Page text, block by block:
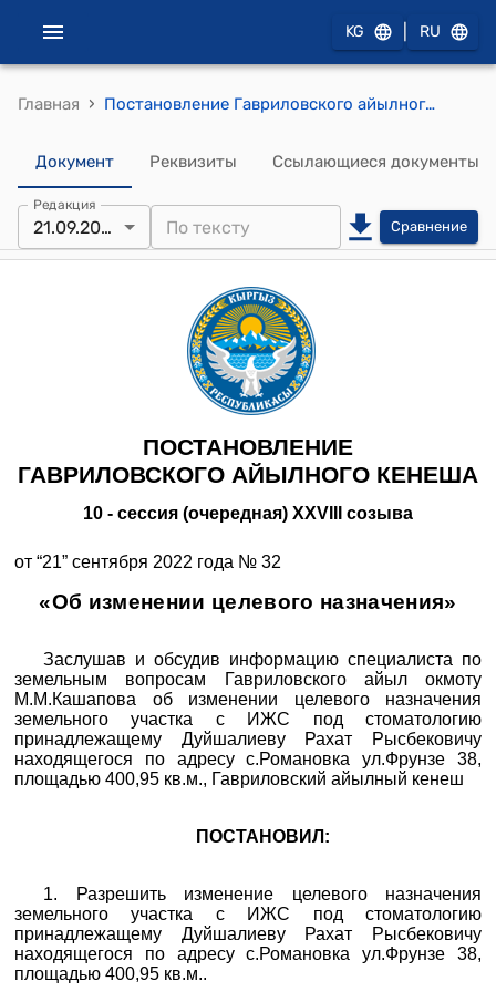
KG RU
Главная › Постановление Гавриловского айылного кенеша от “21” сентября 2022 года № 32 «Об изменении целевого назначения»
Документ Реквизиты Ссылающиеся документы
Редакция
21.09.2022 Сравнение